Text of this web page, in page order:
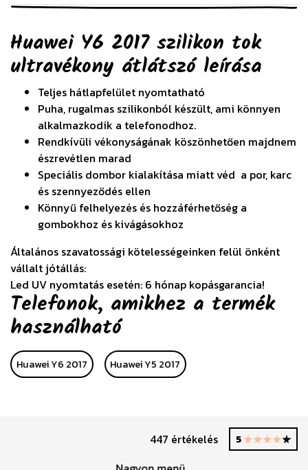
Huawei Y6 2017 szilikon tok
ultravékony átlátszó leírása
Teljes hátlapfelület nyomtatható
Puha, rugalmas szilikonból készült, ami könnyen
alkalmazkodik a telefonodhoz.
Rendkívüli vékonyságának köszönhetően majdnem
észrevétlen marad
Speciális dombor kialakítása miatt véd a por, karc
és szennyeződés ellen
Könnyű felhelyezés és hozzáférhetőség a
gombokhoz és kivágásokhoz
Általános szavatossági kötelességeinken felül önként
vállalt jótállás:
Led UV nyomtatás esetén: 6 hónap kopásgarancia!
Telefonok, amikhez a termék
használható
Huawei Y6 2017 Huawei Y5 2017
447 értékelés 5